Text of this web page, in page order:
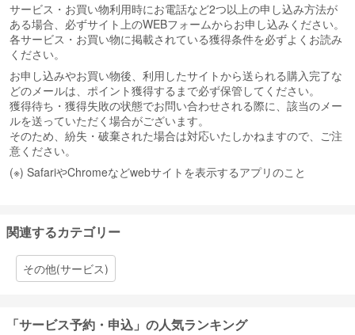
サービス・お買い物利用時にお電話など2つ以上の申し込み方法が
ある場合、必ずサイト上のWEBフォームからお申し込みください。
各サービス・お買い物に掲載されている獲得条件を必ずよくお読み
ください。
お申し込みやお買い物後、利用したサイトから送られる購入完了な
どのメールは、ポイント獲得するまで必ず保管してください。
獲得待ち・獲得失敗の状態でお問い合わせされる際に、該当のメー
ルを送っていただく場合がございます。
そのため、紛失・破棄された場合は対応いたしかねますので、ご注
意ください。
(※) SafariやChromeなどwebサイトを表示するアプリのこと
関連するカテゴリー
その他(サービス)
「サービス予約・申込」の人気ランキング